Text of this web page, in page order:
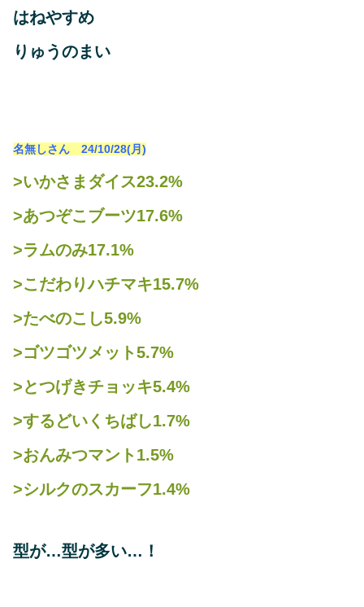
はねやすめ
りゅうのまい
名無しさん 24/10/28(月)
>いかさまダイス23.2%
>あつぞこブーツ17.6%
>ラムのみ17.1%
>こだわりハチマキ15.7%
>たべのこし5.9%
>ゴツゴツメット5.7%
>とつげきチョッキ5.4%
>するどいくちばし1.7%
>おんみつマント1.5%
>シルクのスカーフ1.4%
型が…型が多い…！